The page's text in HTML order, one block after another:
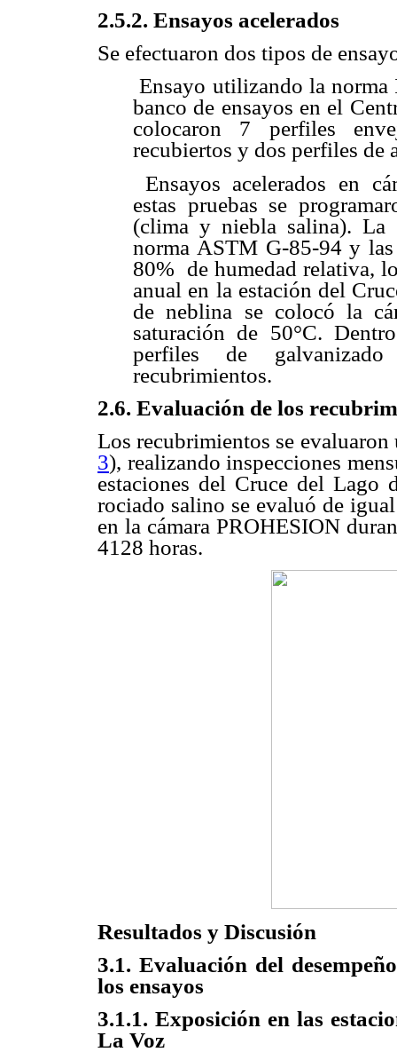
2.5.2. Ensayos acelerados
Se efectuaron dos tipos de
 Ensayo utilizando la
banco de ensayos en el
colocaron 7 perfiles
recubiertos y dos perfiles
 Ensayos acelerados en
estas pruebas se
(clima y niebla salina). La
norma ASTM G-85-94 y
80% de humedad relativa,
anual en la estación del
de neblina se colocó la
saturación de 50°C.
perfiles de
recubrimientos.
2.6. Evaluación de los
Los recubrimientos se
3), realizando inspecciones
estaciones del Cruce del Lago
rociado salino se evaluó de
en la cámara PROHESION
4128 horas.
Resultados y Discusión
3.1. Evaluación del
los ensayos
3.1.1. Exposición en las
La Voz